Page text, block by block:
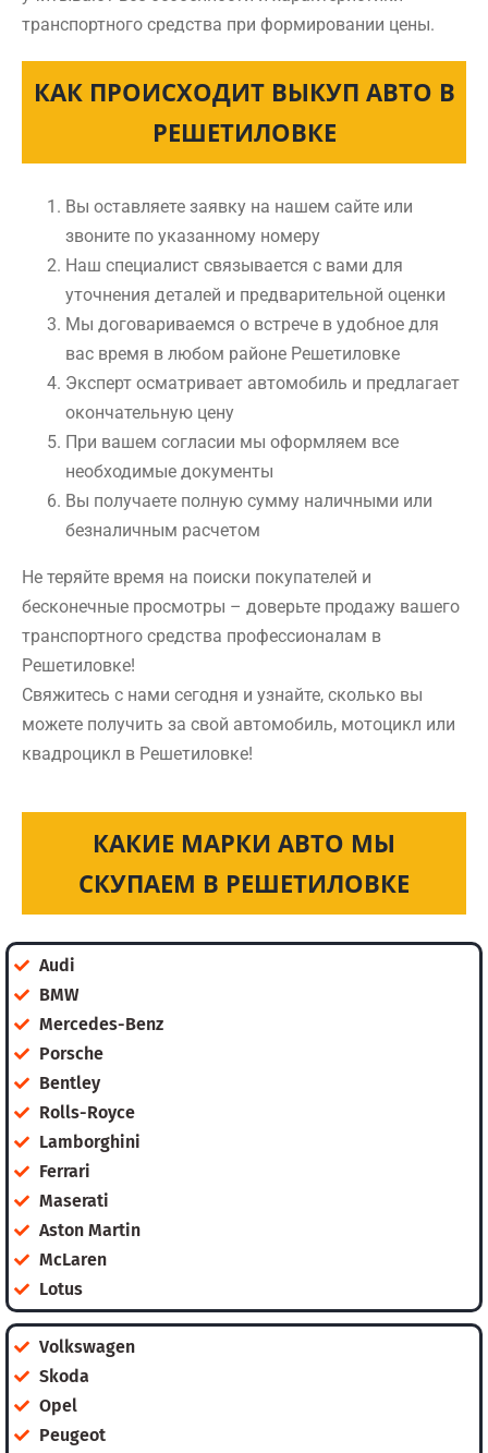
транспортного средства при формировании цены.
КАК ПРОИСХОДИТ ВЫКУП АВТО В
РЕШЕТИЛОВКЕ
Вы оставляете заявку на нашем сайте или
звоните по указанному номеру
Наш специалист связывается с вами для
уточнения деталей и предварительной оценки
Мы договариваемся о встрече в удобное для
вас время в любом районе Решетиловке
Эксперт осматривает автомобиль и предлагает
окончательную цену
При вашем согласии мы оформляем все
необходимые документы
Вы получаете полную сумму наличными или
безналичным расчетом
Не теряйте время на поиски покупателей и
бесконечные просмотры – доверьте продажу вашего
транспортного средства профессионалам в
Решетиловке!
Свяжитесь с нами сегодня и узнайте, сколько вы
можете получить за свой автомобиль, мотоцикл или
квадроцикл в Решетиловке!
КАКИЕ МАРКИ АВТО МЫ
СКУПАЕМ В РЕШЕТИЛОВКЕ
Audi
BMW
Mercedes-Benz
Porsche
Bentley
Rolls-Royce
Lamborghini
Ferrari
Maserati
Aston Martin
McLaren
Lotus
Volkswagen
Skoda
Opel
Peugeot